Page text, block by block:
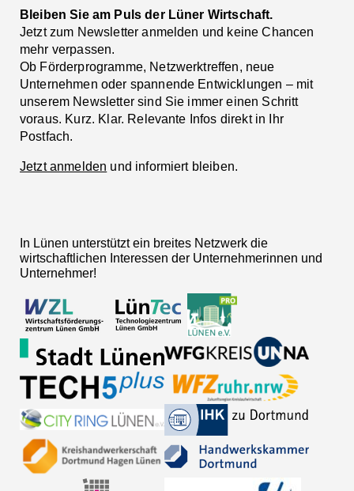
Bleiben Sie am Puls der Lüner Wirtschaft.
Jetzt zum Newsletter anmelden und keine Chancen
mehr verpassen.
Ob Förderprogramme, Netzwerktreffen, neue
Unternehmen oder spannende Entwicklungen – mit
unserem Newsletter sind Sie immer einen Schritt
voraus. Kurz. Klar. Relevante Infos direkt in Ihr
Postfach.
Jetzt anmelden und informiert bleiben.
In Lünen unterstützt ein breites Netzwerk die
wirtschaftlichen Interessen der Unternehmerinnen und
Unternehmer!